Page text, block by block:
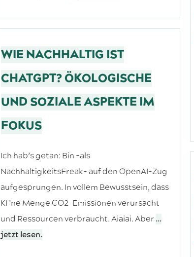
WIE NACHHALTIG IST
CHATGPT? ÖKOLOGISCHE
UND SOZIALE ASPEKTE IM
FOKUS
Ich hab’s getan: Bin -als
NachhaltigkeitsFreak- auf den OpenAI-Zug
aufgesprungen. In vollem Bewusstsein, dass
KI ’ne Menge CO2-Emissionen verursacht
und Ressourcen verbraucht. Aiaiai. Aber ...
jetzt lesen.